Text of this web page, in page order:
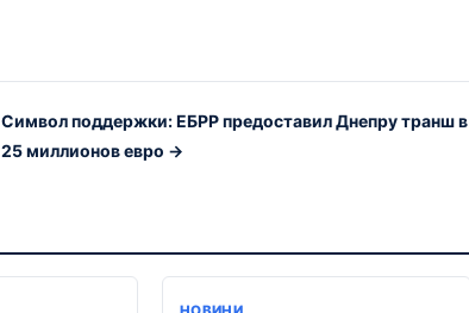
Символ поддержки: ЕБРР предоставил Днепру транш в
25 миллионов евро →